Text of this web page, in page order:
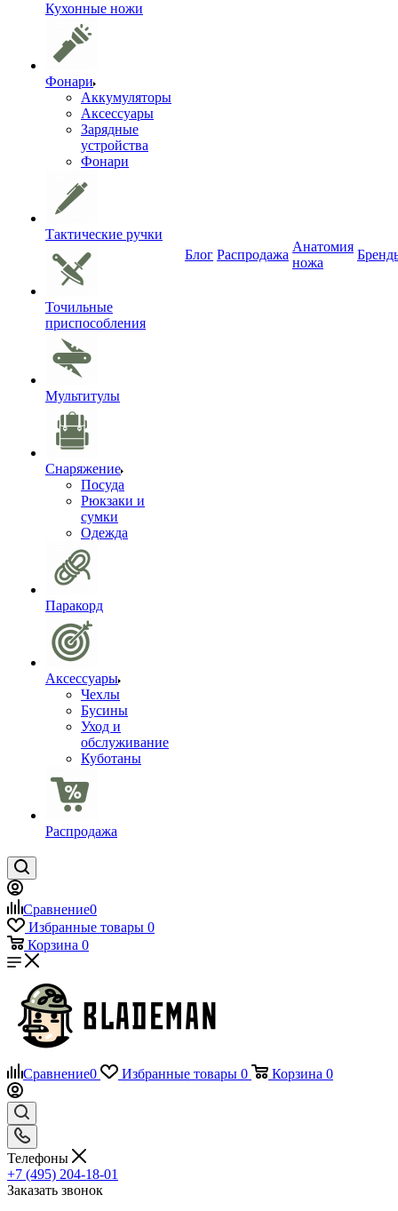
Кухонные ножи
Фонари
Аккумуляторы
Аксессуары
Зарядные
устройства
Фонари
Тактические ручки
Точильные
приспособления
Мультитулы
Снаряжение
Посуда
Рюкзаки и
сумки
Одежда
Паракорд
Аксессуары
Чехлы
Бусины
Уход и
обслуживание
Куботаны
Распродажа
Блог Распродажа
Анатомия
ножа
Сравнение0
Избранные товары 0
Корзина 0
Сравнение0 Избранные товары 0 Корзина 0
Телефоны
+7 (495) 204-18-01
Заказать звонок